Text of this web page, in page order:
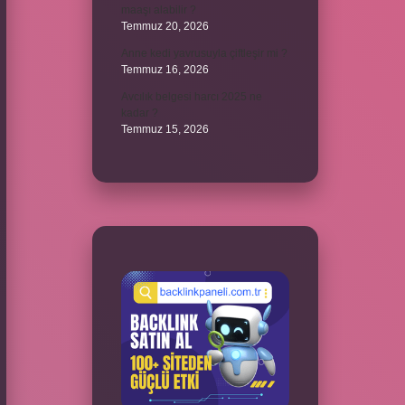
maaşı alabilir ?
Temmuz 20, 2026
Temmuz 16, 2026
Avcılık belgesi harcı 2025 ne
Temmuz 15, 2026